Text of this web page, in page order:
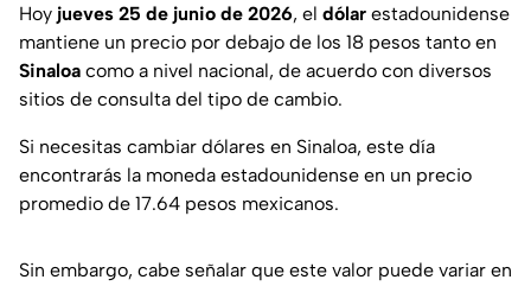
Hoy jueves 25 de junio de 2026, el dólar estadounidense
mantiene un precio por debajo de los 18 pesos tanto en
Sinaloa como a nivel nacional, de acuerdo con diversos
sitios de consulta del tipo de cambio.
Si necesitas cambiar dólares en Sinaloa, este día
encontrarás la moneda estadounidense en un precio
promedio de 17.64 pesos mexicanos.
Sin embargo, cabe señalar que este valor puede variar en